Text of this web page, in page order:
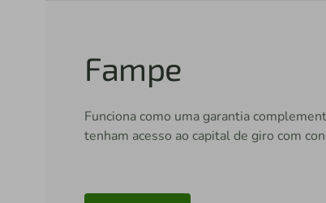
Fampe
Funciona como uma garantia
tenham acesso ao capital de giro com